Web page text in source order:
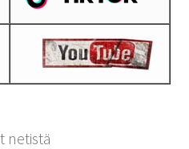
netistä